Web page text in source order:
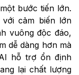
bước tiến lớn.
với cảm biến lớn
vuông độc đáo,
dễ dàng hơn mà
hỗ trợ ổn định
lại chất lượng